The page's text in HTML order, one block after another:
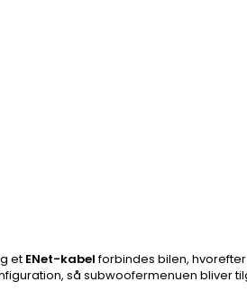
et ENet-kabelforbindes bilen,
så subwoofermenuen bliver